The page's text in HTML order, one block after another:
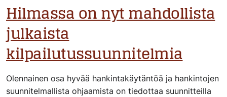
Hilmassa on nyt mahdollista
julkaista
kilpailutussuunnitelmia
Olennainen osa hyvää hankintakäytäntöä ja hankintojen
suunnitelmallista ohjaamista on tiedottaa suunnitteilla